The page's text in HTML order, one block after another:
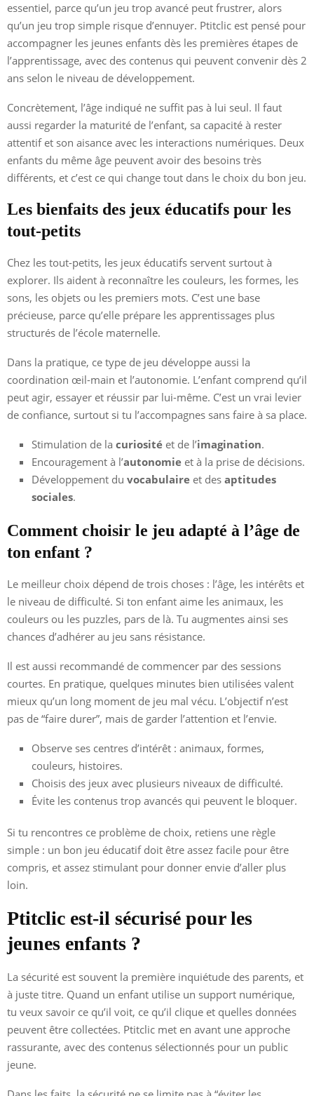
essentiel, parce qu’un jeu trop avancé peut frustrer, alors
qu’un jeu trop simple risque d’ennuyer. Ptitclic est pensé pour
accompagner les jeunes enfants dès les premières étapes de
l’apprentissage, avec des contenus qui peuvent convenir dès 2
ans selon le niveau de développement.
Concrètement, l’âge indiqué ne suffit pas à lui seul. Il faut
aussi regarder la maturité de l’enfant, sa capacité à rester
attentif et son aisance avec les interactions numériques. Deux
enfants du même âge peuvent avoir des besoins très
différents, et c’est ce qui change tout dans le choix du bon jeu.
Les bienfaits des jeux éducatifs pour les
tout-petits
Chez les tout-petits, les jeux éducatifs servent surtout à
explorer. Ils aident à reconnaître les couleurs, les formes, les
sons, les objets ou les premiers mots. C’est une base
précieuse, parce qu’elle prépare les apprentissages plus
structurés de l’école maternelle.
Dans la pratique, ce type de jeu développe aussi la
coordination œil-main et l’autonomie. L’enfant comprend qu’il
peut agir, essayer et réussir par lui-même. C’est un vrai levier
de confiance, surtout si tu l’accompagnes sans faire à sa place.
Stimulation de la curiosité et de l’imagination.
Encouragement à l’autonomie et à la prise de décisions.
Développement du vocabulaire et des aptitudes
sociales.
Comment choisir le jeu adapté à l’âge de
ton enfant ?
Le meilleur choix dépend de trois choses : l’âge, les intérêts et
le niveau de difficulté. Si ton enfant aime les animaux, les
couleurs ou les puzzles, pars de là. Tu augmentes ainsi ses
chances d’adhérer au jeu sans résistance.
Il est aussi recommandé de commencer par des sessions
courtes. En pratique, quelques minutes bien utilisées valent
mieux qu’un long moment de jeu mal vécu. L’objectif n’est
pas de “faire durer”, mais de garder l’attention et l’envie.
Observe ses centres d’intérêt : animaux, formes,
couleurs, histoires.
Choisis des jeux avec plusieurs niveaux de difficulté.
Évite les contenus trop avancés qui peuvent le bloquer.
Si tu rencontres ce problème de choix, retiens une règle
simple : un bon jeu éducatif doit être assez facile pour être
compris, et assez stimulant pour donner envie d’aller plus
loin.
Ptitclic est-il sécurisé pour les
jeunes enfants ?
La sécurité est souvent la première inquiétude des parents, et
à juste titre. Quand un enfant utilise un support numérique,
tu veux savoir ce qu’il voit, ce qu’il clique et quelles données
peuvent être collectées. Ptitclic met en avant une approche
rassurante, avec des contenus sélectionnés pour un public
jeune.